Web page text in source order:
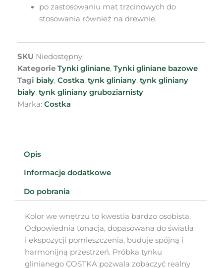
po zastosowaniu mat trzcinowych do
stosowania również na drewnie.
SKU Niedostępny
Kategorie Tynki gliniane, Tynki gliniane bazowe
Tagi biały, Costka, tynk gliniany, tynk gliniany
biały, tynk gliniany gruboziarnisty
Marka: Costka
Opis
Informacje dodatkowe
Do pobrania
Kolor we wnętrzu to kwestia bardzo osobista.
Odpowiednia tonacja, dopasowana do światła
i ekspozycji pomieszczenia, buduje spójną i
harmonijną przestrzeń. Próbka tynku
glinianego COSTKA pozwala zobaczyć realny